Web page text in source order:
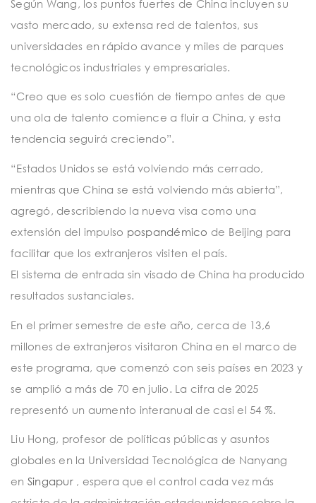
Según Wang, los puntos fuertes de China incluyen su
vasto mercado, su extensa red de talentos, sus
universidades en rápido avance y miles de parques
tecnológicos industriales y empresariales.
“Creo que es solo cuestión de tiempo antes de que
una ola de talento comience a fluir a China, y esta
tendencia seguirá creciendo”.
“Estados Unidos se está volviendo más cerrado,
mientras que China se está volviendo más abierta”,
agregó, describiendo la nueva visa como una
extensión del impulso pospandémico de Beijing para
facilitar que los extranjeros visiten el país.
El sistema de entrada sin visado de China ha producido
resultados sustanciales.
En el primer semestre de este año, cerca de 13,6
millones de extranjeros visitaron China en el marco de
este programa, que comenzó con seis países en 2023 y
se amplió a más de 70 en julio. La cifra de 2025
representó un aumento interanual de casi el 54 %.
Liu Hong, profesor de políticas públicas y asuntos
globales en la Universidad Tecnológica de Nanyang
en Singapur, espera que el control cada vez más